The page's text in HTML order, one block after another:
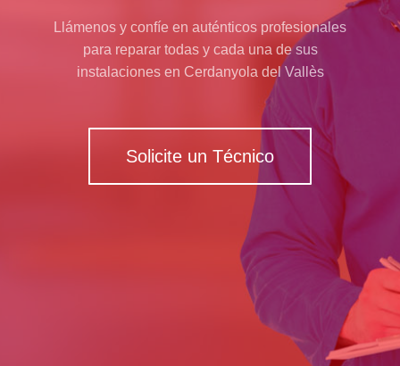
Llámenos y confíe en auténticos profesionales
para reparar todas y cada una de sus
instalaciones en Cerdanyola del Vallès
Solicite un Técnico